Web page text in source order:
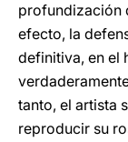
profundización
efecto, la
definitiva, en el
tanto, el artista
reproducir su